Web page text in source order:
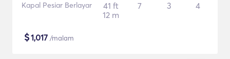
Kapal Pesiar Berlayar
41 ft
12 m
7 3 4
$1,017 /malam